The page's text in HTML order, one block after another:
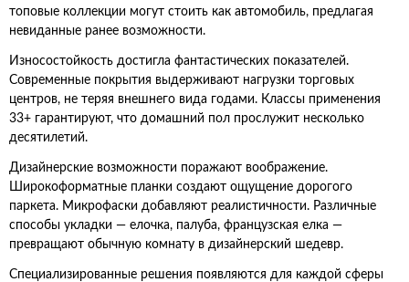
топовые коллекции могут стоить как автомобиль, предлагая
невиданные ранее возможности.
Износостойкость достигла фантастических показателей.
Современные покрытия выдерживают нагрузки торговых
центров, не теряя внешнего вида годами. Классы применения
33+ гарантируют, что домашний пол прослужит несколько
десятилетий.
Дизайнерские возможности поражают воображение.
Широкоформатные планки создают ощущение дорогого
паркета. Микрофаски добавляют реалистичности. Различные
способы укладки — елочка, палуба, французская елка —
превращают обычную комнату в дизайнерский шедевр.
Специализированные решения появляются для каждой сферы